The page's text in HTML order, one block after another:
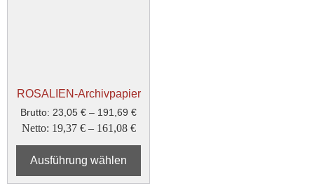
ROSALIEN-Archivpapier
Brutto: 23,05 € – 191,69 €
Netto: 19,37 € – 161,08 €
Ausführung wählen